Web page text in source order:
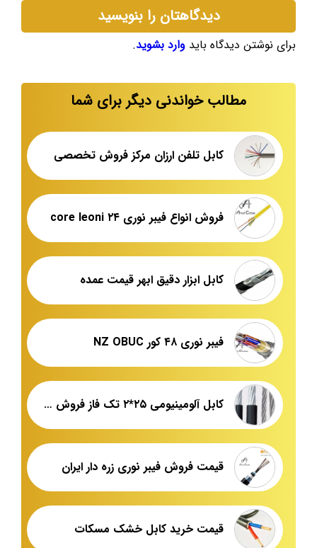
دیدگاهتان را بنویسید
برای نوشتن دیدگاه باید وارد بشوید.
مطالب خواندنی دیگر برای شما
کابل تلفن ارزان مرکز فروش تخصصی
فروش انواع فیبر نوری ۲۴ core leoni
کابل ابزار دقیق ابهر قیمت عمده
فیبر نوری ۴۸ کور NZ OBUC
کابل آلومینیومی ۲۵*۲ تک فاز فروش عمده
قیمت فروش فیبر نوری زره دار ایران
قیمت خرید کابل خشک مسکات